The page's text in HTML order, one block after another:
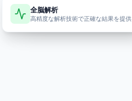
全脳解析
高精度な解析技術で正確な結果を提供